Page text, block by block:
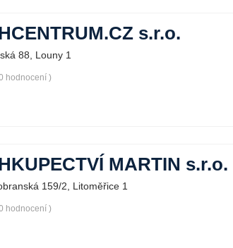
s.r.o.
88, Louny 1
hodnocení )
MARTIN s.r.o.
159/2, Litoměřice 1
hodnocení )